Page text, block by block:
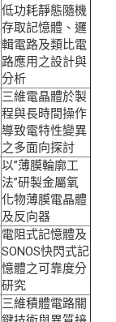
低功耗靜態隨機
存取記憶體、邏
輯電路及類比電
路應用之設計與
分析
三維電晶體於製
程與長時間操作
導致電特性變異
之多面向探討
以”薄膜輪廓工
法”研製金屬氧
化物薄膜電晶體
及反向器
電阻式記憶體及
SONOS快閃式記
憶體之可靠度分
研究
三維積體電路關